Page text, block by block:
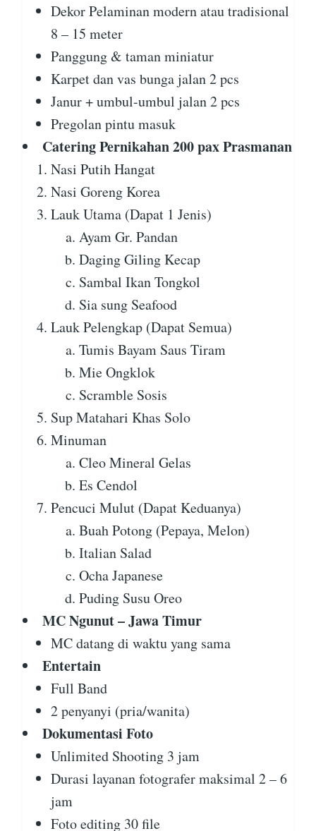
Dekor Pelaminan modern atau tradisional
8 – 15 meter
Panggung & taman miniatur
Karpet dan vas bunga jalan 2 pcs
Janur + umbul-umbul jalan 2 pcs
Pregolan pintu masuk
Catering Pernikahan 200 pax Prasmanan
Nasi Putih Hangat
Nasi Goreng Korea
Lauk Utama (Dapat 1 Jenis)
Ayam Gr. Pandan
Daging Giling Kecap
Sambal Ikan Tongkol
Sia sung Seafood
Lauk Pelengkap (Dapat Semua)
Tumis Bayam Saus Tiram
Mie Ongklok
Scramble Sosis
Sup Matahari Khas Solo
Minuman
Cleo Mineral Gelas
Es Cendol
Pencuci Mulut (Dapat Keduanya)
Buah Potong (Pepaya, Melon)
Italian Salad
Ocha Japanese
Puding Susu Oreo
MC Ngunut – Jawa Timur
MC datang di waktu yang sama
Entertain
Full Band
2 penyanyi (pria/wanita)
Dokumentasi Foto
Unlimited Shooting 3 jam
Durasi layanan fotografer maksimal 2 – 6
jam
Foto editing 30 file